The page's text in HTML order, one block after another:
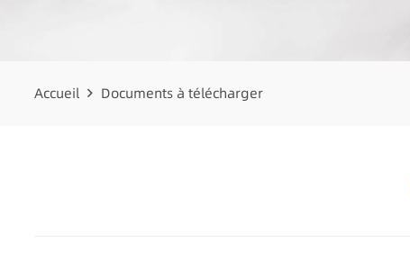
Accueil Documents à télécharger